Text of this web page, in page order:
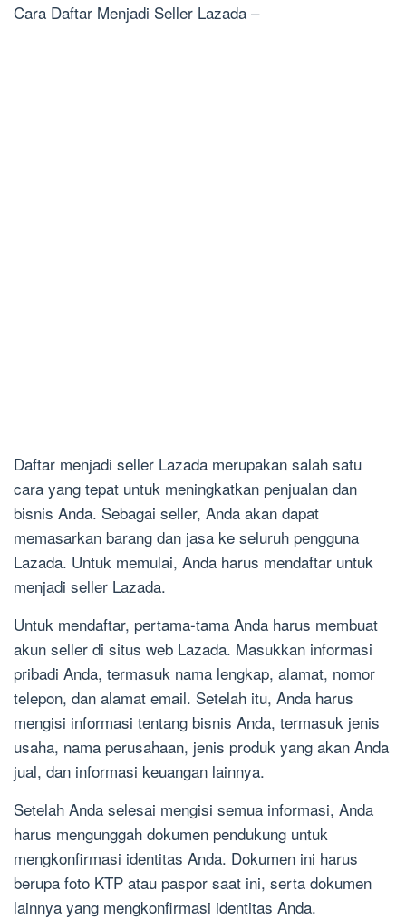
Cara Daftar Menjadi Seller Lazada –
Daftar menjadi seller Lazada merupakan salah satu
cara yang tepat untuk meningkatkan penjualan dan
bisnis Anda. Sebagai seller, Anda akan dapat
memasarkan barang dan jasa ke seluruh pengguna
Lazada. Untuk memulai, Anda harus mendaftar untuk
menjadi seller Lazada.
Untuk mendaftar, pertama-tama Anda harus membuat
akun seller di situs web Lazada. Masukkan informasi
pribadi Anda, termasuk nama lengkap, alamat, nomor
telepon, dan alamat email. Setelah itu, Anda harus
mengisi informasi tentang bisnis Anda, termasuk jenis
usaha, nama perusahaan, jenis produk yang akan Anda
jual, dan informasi keuangan lainnya.
Setelah Anda selesai mengisi semua informasi, Anda
harus mengunggah dokumen pendukung untuk
mengkonfirmasi identitas Anda. Dokumen ini harus
berupa foto KTP atau paspor saat ini, serta dokumen
lainnya yang mengkonfirmasi identitas Anda.